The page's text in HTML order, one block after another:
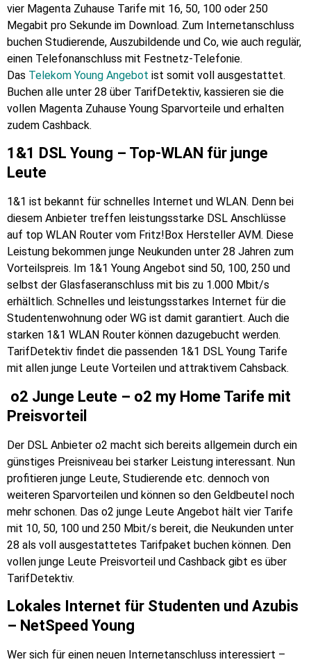
vier Magenta Zuhause Tarife mit 16, 50, 100 oder 250
Megabit pro Sekunde im Download. Zum Internetanschluss
buchen Studierende, Auszubildende und Co, wie auch regulär,
einen Telefonanschluss mit Festnetz-Telefonie.
Das Telekom Young Angebot ist somit voll ausgestattet.
Buchen alle unter 28 über TarifDetektiv, kassieren sie die
vollen Magenta Zuhause Young Sparvorteile und erhalten
zudem Cashback.
1&1 DSL Young – Top-WLAN für junge
Leute
1&1 ist bekannt für schnelles Internet und WLAN. Denn bei
diesem Anbieter treffen leistungsstarke DSL Anschlüsse
auf top WLAN Router vom Fritz!Box Hersteller AVM. Diese
Leistung bekommen junge Neukunden unter 28 Jahren zum
Vorteilspreis. Im 1&1 Young Angebot sind 50, 100, 250 und
selbst der Glasfaseranschluss mit bis zu 1.000 Mbit/s
erhältlich. Schnelles und leistungsstarkes Internet für die
Studentenwohnung oder WG ist damit garantiert. Auch die
starken 1&1 WLAN Router können dazugebucht werden.
TarifDetektiv findet die passenden 1&1 DSL Young Tarife
mit allen junge Leute Vorteilen und attraktivem Cahsback.
o2 Junge Leute – o2 my Home Tarife mit
Preisvorteil
Der DSL Anbieter o2 macht sich bereits allgemein durch ein
günstiges Preisniveau bei starker Leistung interessant. Nun
profitieren junge Leute, Studierende etc. dennoch von
weiteren Sparvorteilen und können so den Geldbeutel noch
mehr schonen. Das o2 junge Leute Angebot hält vier Tarife
mit 10, 50, 100 und 250 Mbit/s bereit, die Neukunden unter
28 als voll ausgestattetes Tarifpaket buchen können. Den
vollen junge Leute Preisvorteil und Cashback gibt es über
TarifDetektiv.
Lokales Internet für Studenten und Azubis
– NetSpeed Young
Wer sich für einen neuen Internetanschluss interessiert –